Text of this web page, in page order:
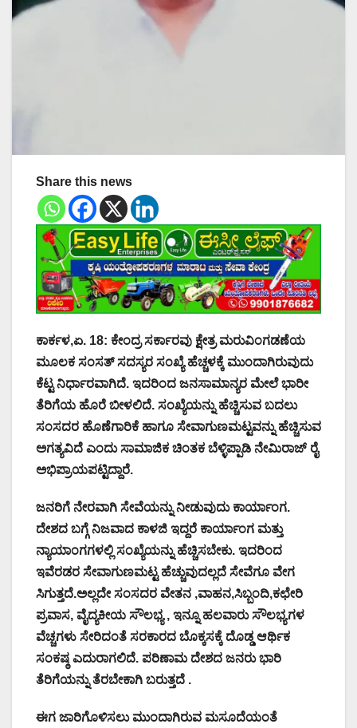
Share this news
ಕಾರ್ಕಳ,ಏ. 18: ಕೇಂದ್ರ ಸರ್ಕಾರವು ಕ್ಷೇತ್ರ ಮರುವಿಂಗಡಣೆಯ
ಮೂಲಕ ಸಂಸತ್ ಸದಸ್ಯರ ಸಂಖ್ಯೆ ಹೆಚ್ಚಳಕ್ಕೆ ಮುಂದಾಗಿರುವುದು
ಕೆಟ್ಟ ನಿರ್ಧಾರವಾಗಿದೆ. ಇದರಿಂದ ಜನಸಾಮಾನ್ಯರ ಮೇಲೆ ಭಾರೀ
ತೆರಿಗೆಯ ಹೊರೆ ಬೀಳಲಿದೆ. ಸಂಖ್ಯೆಯನ್ನು ಹೆಚ್ಚಿಸುವ ಬದಲು
ಸಂಸದರ ಹೊಣೆಗಾರಿಕೆ ಹಾಗೂ ಸೇವಾಗುಣಮಟ್ಟವನ್ನು ಹೆಚ್ಚಿಸುವ
ಅಗತ್ಯವಿದೆ ಎಂದು ಸಾಮಾಜಿಕ ಚಿಂತಕ ಬೆಳ್ಳಿಪ್ಪಾಡಿ ನೇಮಿರಾಜ್ ರೈ
ಅಭಿಪ್ರಾಯಪಟ್ಟಿದ್ದಾರೆ.
ಜನರಿಗೆ ನೇರವಾಗಿ ಸೇವೆಯನ್ನು ನೀಡುವುದು ಕಾರ್ಯಾಂಗ.
ದೇಶದ ಬಗ್ಗೆ ನಿಜವಾದ ಕಾಳಜಿ ಇದ್ದರೆ ಕಾರ್ಯಾಂಗ ಮತ್ತು
ನ್ಯಾಯಾಂಗಗಳಲ್ಲಿ ಸಂಖ್ಯೆಯನ್ನು ಹೆಚ್ಚಿಸಬೇಕು. ಇದರಿಂದ
ಇವೆರಡರ ಸೇವಾಗುಣಮಟ್ಟ ಹೆಚ್ಚುವುದಲ್ಲದೆ ಸೇವೆಗೂ ವೇಗ
ಸಿಗುತ್ತದೆ.ಅಲ್ಲದೇ ಸಂಸದರ ವೇತನ ,ವಾಹನ,ಸಿಬ್ಬಂದಿ,ಕಛೇರಿ
ಪ್ರವಾಸ, ವೈದ್ಯಕೀಯ ಸೌಲಭ್ಯ , ಇನ್ನೂ ಹಲವಾರು ಸೌಲಭ್ಯಗಳ
ವೆಚ್ಚಗಳು ಸೇರಿದಂತೆ ಸರಕಾರದ ಬೊಕ್ಕಸಕ್ಕೆ ದೊಡ್ಡ ಆರ್ಥಿಕ
ಸಂಕಷ್ಠ ಎದುರಾಗಲಿದೆ. ಪರಿಣಾಮ ದೇಶದ ಜನರು ಭಾರಿ
ತೆರಿಗೆಯನ್ನು ತೆರಬೇಕಾಗಿ ಬರುತ್ತದೆ .
ಈಗ ಜಾರಿಗೊಳಿಸಲು ಮುಂದಾಗಿರುವ ಮಸೂದೆಯಂತೆ